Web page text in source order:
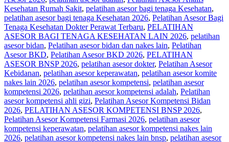
Kesehatan Rumah Sakit, pelatihan asesor bagi tenaga Kesehatan,
pelatihan asesor bagi tenaga Kesehatan 2026, Pelatihan Asesor Bagi
Tenaga Kesehatan Dokter Perawat Terbaru, PELATIHAN
ASESOR BAGI TENAGA KESEHATAN LAIN 2026, pelatihan
asesor bidan, Pelatihan asesor bidan dan nakes lain, Pelatihan
Asesor BKD, Pelatihan Asesor BKD 2026, PELATIHAN
ASESOR BNSP 2026, pelatihan asesor dokter, Pelatihan Asesor
Kebidanan, pelatihan asesor keperawatan, pelatihan asesor komite
nakes lain 2026, pelatihan asesor kompetensi, pelatihan asesor
kompetensi 2026, pelatihan asesor kompetensi adalah, Pelatihan
asesor kompetensi ahli gizi, Pelatihan Asesor Kompetensi Bidan
2026, PELATIHAN ASESOR KOMPETENSI BNSP 2026,
Pelatihan Asesor Kompetensi Farmasi 2026, pelatihan asesor
kompetensi keperawatan, pelatihan asesor kompetensi nakes lain
2026, pelatihan asesor kompetensi nakes lain bnsp, pelatihan asesor